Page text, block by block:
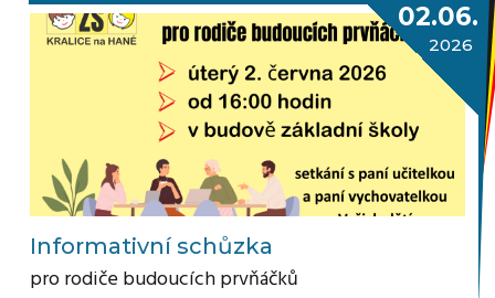
02.06.
2026
Informativní schůzka
pro rodiče budoucích prvňáčků